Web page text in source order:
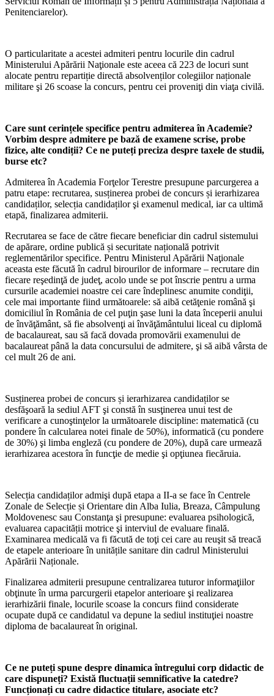
Penitenciarelor).
O particularitate a acestei admiteri pentru locurile din cadrul
Ministerului Apărării Naţionale este aceea că 223 de locuri sunt
alocate pentru repartiție directă absolvenților colegiilor naționale
militare şi 26 scoase la concurs, pentru cei proveniţi din viaţa civilă.
Care sunt cerințele specifice pentru admiterea în Academie?
Vorbim despre admitere pe bază de examene scrise, probe
fizice, alte condiții? Ce ne puteți preciza despre taxele de studii,
burse etc?
Admiterea în Academia Forţelor Terestre presupune parcurgerea a
patru etape: recrutarea, susținerea probei de concurs și ierarhizarea
candidaților, selecția candidaților şi examenul medical, iar ca ultimă
etapă, finalizarea admiterii.
Recrutarea se face de către fiecare beneficiar din cadrul sistemului
de apărare, ordine publică și securitate națională potrivit
reglementărilor specifice. Pentru Ministerul Apărării Naţionale
aceasta este făcută în cadrul birourilor de informare – recrutare din
fiecare reşedinţă de judeţ, acolo unde se pot înscrie pentru a urma
cursurile academiei noastre cei care îndeplinesc anumite condiţii,
cele mai importante fiind următoarele: să aibă cetăţenie română şi
domiciliul în România de cel puţin şase luni la data începerii anului
de învăţământ, să fie absolvenţi ai învăţământului liceal cu diplomă
de bacalaureat, sau să facă dovada promovării examenului de
bacalaureat până la data concursului de admitere, şi să aibă vârsta de
cel mult 26 de ani.
Susținerea probei de concurs și ierarhizarea candidaților se
desfăşoară la sediul AFT şi constă în susţinerea unui test de
verificare a cunoştinţelor la următoarele discipline: matematică (cu
pondere în calcularea notei finale de 50%), informatică (cu pondere
de 30%) şi limba engleză (cu pondere de 20%), după care urmează
ierarhizarea acestora în funcţie de medie şi opţiunea fiecăruia.
Selecția candidaților admişi după etapa a II-a se face în Centrele
Zonale de Selecție și Orientare din Alba Iulia, Breaza, Câmpulung
Moldovenesc sau Constanţa şi presupune: evaluarea psihologică,
evaluarea capacității motrice şi interviul de evaluare finală.
Examinarea medicală va fi făcută de toţi cei care au reuşit să treacă
de etapele anterioare în unitățile sanitare din cadrul Ministerului
Apărării Naționale.
Finalizarea admiterii presupune centralizarea tuturor informaţiilor
obţinute în urma parcurgerii etapelor anterioare şi realizarea
ierarhizării finale, locurile scoase la concurs fiind considerate
ocupate după ce candidatul va depune la sediul instituţiei noastre
diploma de bacalaureat în original.
Ce ne puteți spune despre dinamica întregului corp didactic de
care dispuneți? Există fluctuații semnificative la catedre?
Funcționați cu cadre didactice titulare, asociate etc?